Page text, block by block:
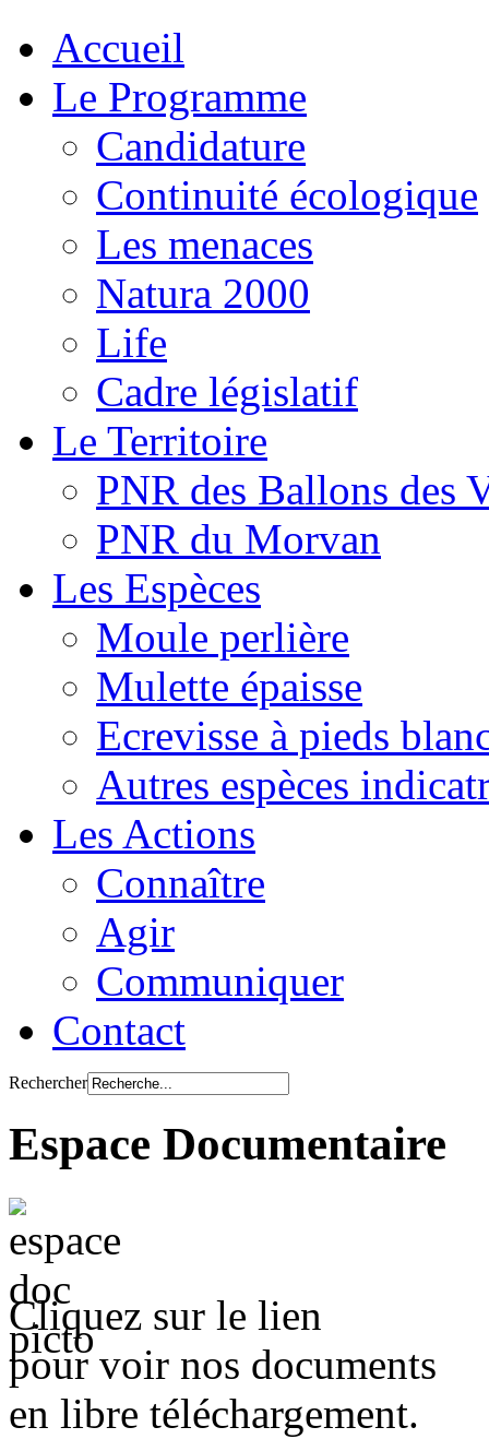
Accueil
Le Programme
Candidature
Continuité écologique
Les menaces
Natura 2000
Life
Cadre législatif
Le Territoire
PNR des Ballons des
PNR du Morvan
Les Espèces
Moule perlière
Mulette épaisse
Ecrevisse à pieds
Autres espèces
Les Actions
Connaître
Agir
Communiquer
Contact
Rechercher
Espace Documentaire
Cliquez sur le lien
pour voir nos documents
en libre téléchargement.